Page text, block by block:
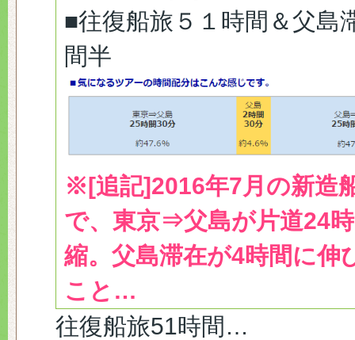
■往復船旅５１時間＆父島
間半
※[追記]2016年7月の新造
で、東京⇒父島が片道24
縮。父島滞在が4時間に伸
こと…
往復船旅51時間…